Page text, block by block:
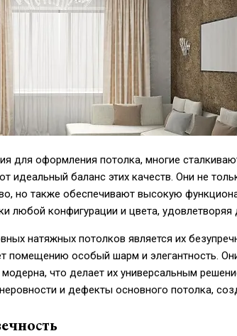
для оформления потолка, многие
идеальный баланс этих качеств. Они не
но также обеспечивают высокую
любой конфигурации и цвета,
натяжных потолков является их
помещению особый шарм и элегантность.
что делает их универсальным
и дефекты основного потолка,